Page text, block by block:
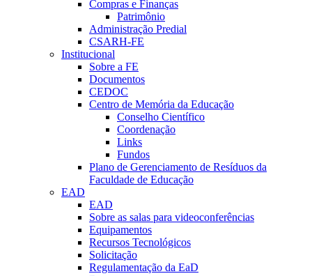
Compras e Finanças
Patrimônio
Administração Predial
CSARH-FE
Institucional
Sobre a FE
Documentos
CEDOC
Centro de Memória da Educação
Conselho Científico
Coordenação
Links
Fundos
Plano de Gerenciamento de Resíduos da
Faculdade de Educação
EAD
EAD
Sobre as salas para videoconferências
Equipamentos
Recursos Tecnológicos
Solicitação
Regulamentação da EaD